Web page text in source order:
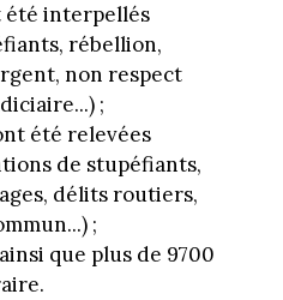
été interpellés
rébellion,
non respect
;
été relevées
de stupéfiants,
délits routiers,
;
que plus de 9700